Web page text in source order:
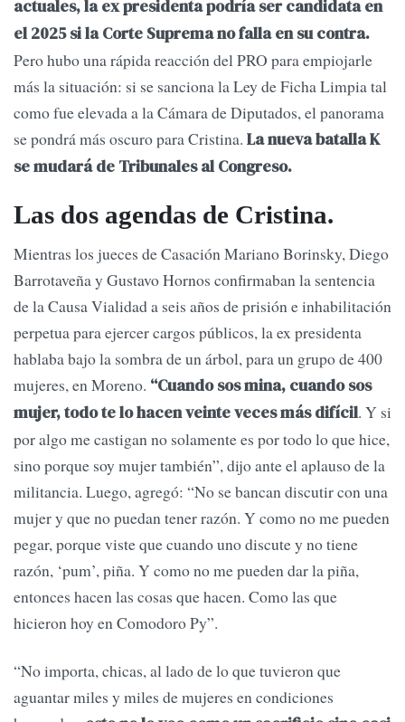
actuales, la ex presidenta podría ser candidata en
el 2025 si la Corte Suprema no falla en su contra.
Pero hubo una rápida reacción del PRO para empiojarle
más la situación: si se sanciona la Ley de Ficha Limpia tal
como fue elevada a la Cámara de Diputados, el panorama
se pondrá más oscuro para Cristina. La nueva batalla K
se mudará de Tribunales al Congreso.
Las dos agendas de Cristina.
Mientras los jueces de Casación Mariano Borinsky, Diego
Barrotaveña y Gustavo Hornos confirmaban la sentencia
de la Causa Vialidad a seis años de prisión e inhabilitación
perpetua para ejercer cargos públicos, la ex presidenta
hablaba bajo la sombra de un árbol, para un grupo de 400
mujeres, en Moreno. “Cuando sos mina, cuando sos
mujer, todo te lo hacen veinte veces más difícil. Y si
por algo me castigan no solamente es por todo lo que hice,
sino porque soy mujer también”, dijo ante el aplauso de la
militancia. Luego, agregó: “No se bancan discutir con una
mujer y que no puedan tener razón. Y como no me pueden
pegar, porque viste que cuando uno discute y no tiene
razón, ‘pum’, piña. Y como no me pueden dar la piña,
entonces hacen las cosas que hacen. Como las que
hicieron hoy en Comodoro Py”.
“No importa, chicas, al lado de lo que tuvieron que
aguantar miles y miles de mujeres en condiciones